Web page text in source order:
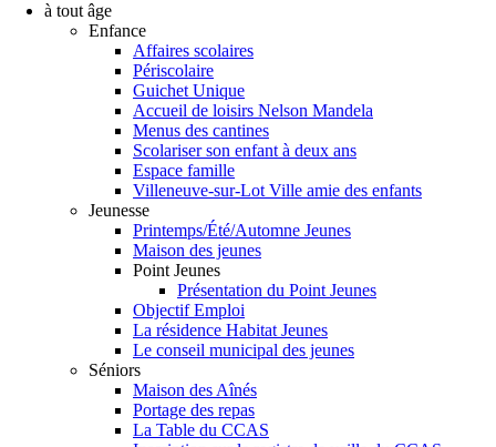
à tout âge
Enfance
Affaires scolaires
Périscolaire
Guichet Unique
Accueil de loisirs Nelson Mandela
Menus des cantines
Scolariser son enfant à deux ans
Espace famille
Villeneuve-sur-Lot Ville amie des enfants
Jeunesse
Printemps/Été/Automne Jeunes
Maison des jeunes
Point Jeunes
Présentation du Point Jeunes
Objectif Emploi
La résidence Habitat Jeunes
Le conseil municipal des jeunes
Séniors
Maison des Aînés
Portage des repas
La Table du CCAS